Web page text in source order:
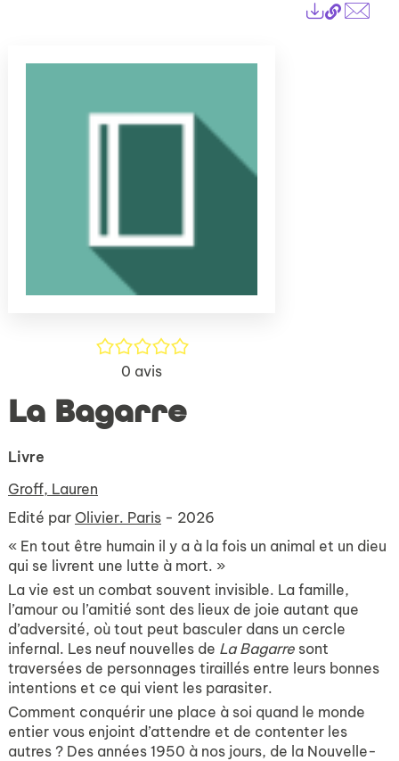
Lien
/5
0 avis
La Bagarre
Livre
Groff, Lauren
Edité par Olivier. Paris - 2026
« En tout être humain il y a à la fois un animal et un dieu
qui se livrent une lutte à mort. »
La vie est un combat souvent invisible. La famille,
l’amour ou l’amitié sont des lieux de joie autant que
d’adversité, où tout peut basculer dans un cercle
infernal. Les neuf nouvelles de La Bagarre sont
traversées de personnages tiraillés entre leurs bonnes
intentions et ce qui vient les parasiter.
Comment conquérir une place à soi quand le monde
entier vous enjoint d’attendre et de contenter les
autres ? Des années 1950 à nos jours, de la Nouvelle-